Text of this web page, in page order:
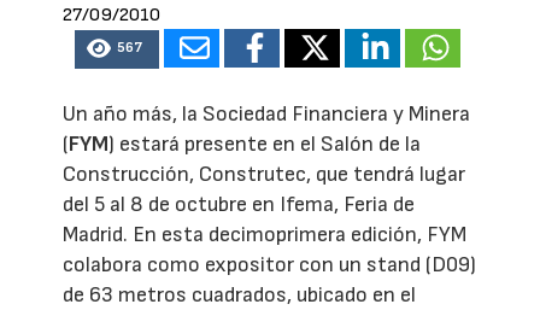
27/09/2010
567
Un año más, la Sociedad Financiera y Minera
(FYM) estará presente en el Salón de la
Construcción, Construtec, que tendrá lugar
del 5 al 8 de octubre en Ifema, Feria de
Madrid. En esta decimoprimera edición, FYM
colabora como expositor con un stand (D09)
de 63 metros cuadrados, ubicado en el